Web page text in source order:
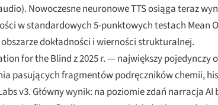
Nowoczesne neuronowe TTS osiąga teraz
w standardowych 5-punktowych testach Mean
dokładności i wierności strukturalnej.
for the Blind z 2025 r. — największy
pasujących fragmentów podręczników chemii,
v3. Główny wynik: na poziomie zdań narracja